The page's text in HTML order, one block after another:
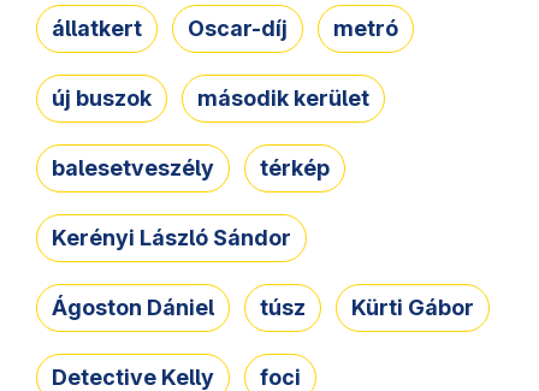
állatkert Oscar-díj metró
új buszok második kerület
balesetveszély térkép
Kerényi László Sándor
Ágoston Dániel túsz Kürti Gábor
Detective Kelly foci